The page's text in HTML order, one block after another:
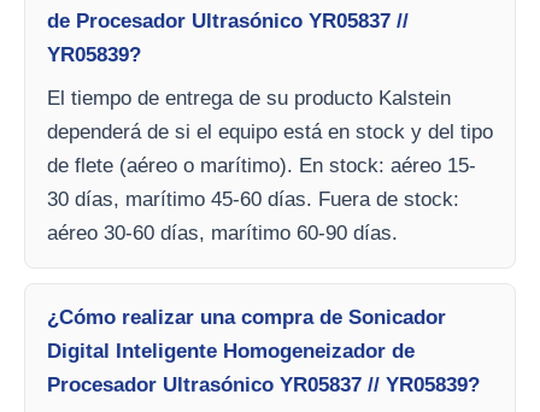
de Procesador Ultrasónico YR05837 //
YR05839?
El tiempo de entrega de su producto Kalstein
dependerá de si el equipo está en stock y del tipo
de flete (aéreo o marítimo). En stock: aéreo 15-
30 días, marítimo 45-60 días. Fuera de stock:
aéreo 30-60 días, marítimo 60-90 días.
¿Cómo realizar una compra de Sonicador
Digital Inteligente Homogeneizador de
Procesador Ultrasónico YR05837 // YR05839?